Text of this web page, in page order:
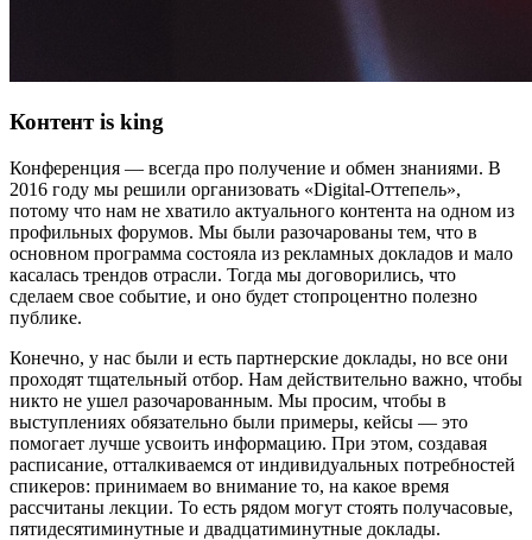
Контент is king
Конференция — всегда про получение и обмен знаниями. В
2016 году мы решили организовать «Digital-Оттепель»,
потому что нам не хватило актуального контента на одном из
профильных форумов. Мы были разочарованы тем, что в
основном программа состояла из рекламных докладов и мало
касалась трендов отрасли. Тогда мы договорились, что
сделаем свое событие, и оно будет стопроцентно полезно
публике.
Конечно, у нас были и есть партнерские доклады, но все они
проходят тщательный отбор. Нам действительно важно, чтобы
никто не ушел разочарованным. Мы просим, чтобы в
выступлениях обязательно были примеры, кейсы — это
помогает лучше усвоить информацию. При этом, создавая
расписание, отталкиваемся от индивидуальных потребностей
спикеров: принимаем во внимание то, на какое время
рассчитаны лекции. То есть рядом могут стоять получасовые,
пятидесятиминутные и двадцатиминутные доклады.